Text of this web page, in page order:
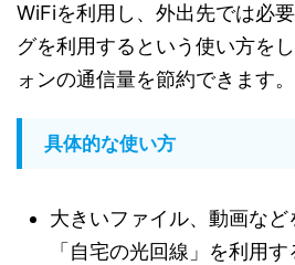
WiFiを利用し、外出先では必
グを利用するという使い方を
ォンの通信量を節約できます。
具体的な使い方
大きいファイル、動画な
「自宅の光回線」を利用す